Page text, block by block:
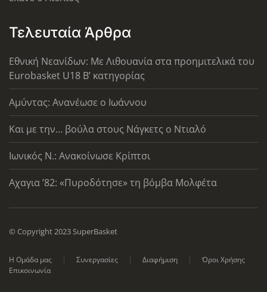
Τελευταία Άρθρα
Εθνική Νεανίδων: Με Λιθουανία στα προημιτελικά του
Eurobasket U18 Β’ κατηγορίας
Αμύντας: Ανανέωσε ο Ιωάννου
Και με την… βούλα στους Νάγκετς ο Ντιαλό
Ιωνικός Ν.: Ανακοίνωσε Κρίπτσι
Αχαγια ’82: «Πυροδότησε» τη βόμβα Μολφέτα
© Copyright 2023 SuperBasket
Η Ομάδα μας Συνεργασίες Διαφήμιση
Όροι Χρήσης
Επικοινωνία